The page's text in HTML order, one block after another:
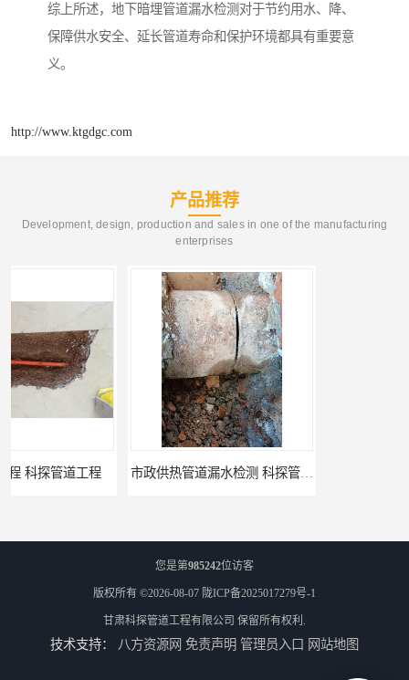
综上所述，地下暗埋管道漏水检测对于节约用水、降、
保障供水安全、延长管道寿命和保护环境都具有重要意
义。
http://www.ktgdgc.com
产品推荐
Development, design, production and sales in one of the manufacturing
enterprises
市政供热管道漏水检测 科探管道工程 消防管道漏水公司 科探管道工程
您是第985242位访客
版权所有 ©2026-08-07 陇ICP备2025017279号-1
甘肃科探管道工程有限公司 保留所有权利.
技术支持： 八方资源网 免责声明 管理员入口 网站地图